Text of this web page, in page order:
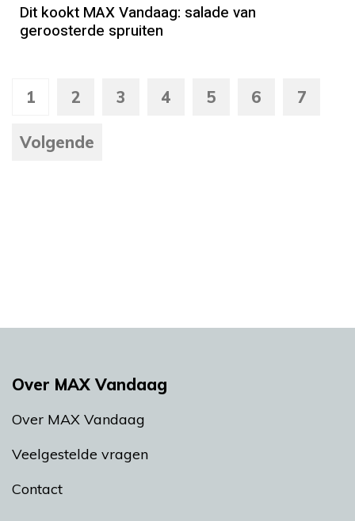
Dit kookt MAX Vandaag: salade van
geroosterde spruiten
1 2 3 4 5 6 7
Volgende
Over MAX Vandaag
Over MAX Vandaag
Veelgestelde vragen
Contact